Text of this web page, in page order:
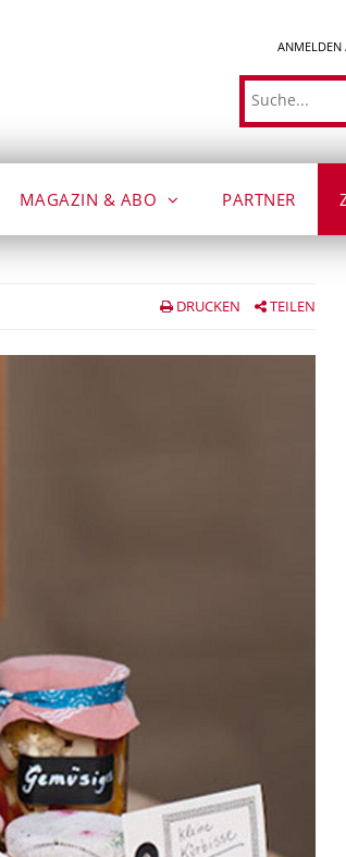
ANMELDEN
Suche
MAGAZIN & ABO PARTNER
DRUCKEN TEILEN